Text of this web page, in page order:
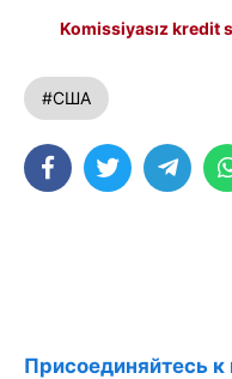
Komissiyasız kredit
#США
Присоединяйтесь